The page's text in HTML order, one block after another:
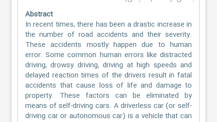
Abstract
In recent times, there has been a drastic increase in
the number of road accidents and their severity.
These accidents mostly happen due to human
error. Some common human errors like distracted
driving, drowsy driving, driving at high speeds and
delayed reaction times of the drivers result in fatal
accidents that cause loss of life and damage to
property. These factors can be eliminated by
means of self-driving cars. A driverless car (or self-
driving car or autonomous car) is a vehicle that can